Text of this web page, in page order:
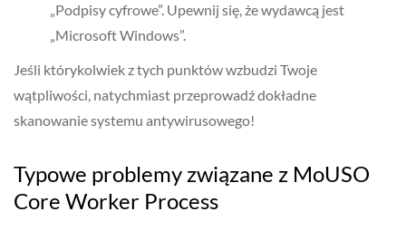
„Podpisy cyfrowe”. Upewnij się, że wydawcą jest
„Microsoft Windows”.
Jeśli którykolwiek z tych punktów wzbudzi Twoje
wątpliwości, natychmiast przeprowadź dokładne
skanowanie systemu antywirusowego!
Typowe problemy związane z MoUSO
Core Worker Process